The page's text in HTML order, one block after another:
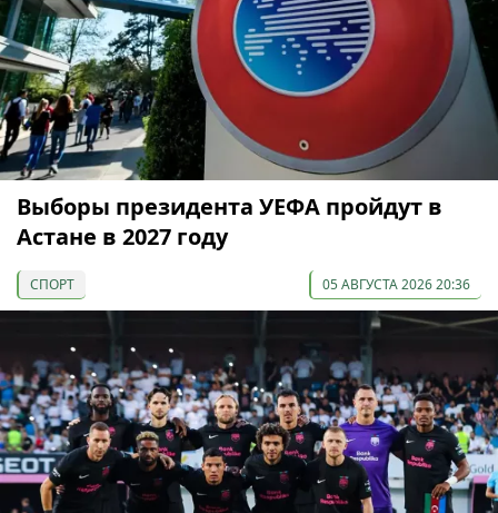
Выборы президента УЕФА пройдут в
Астане в 2027 году
СПОРТ 05 АВГУСТА 2026 20:36